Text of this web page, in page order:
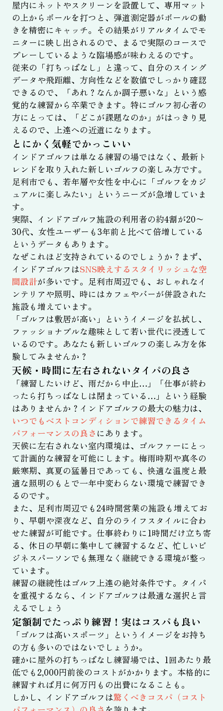
屋内にネットやスクリーンを設置して、専用マット
の上からボールを打つと、弾道測定器がボールの動
きを精密にキャッチ。その結果がリアルタイムでモ
ニターに映し出されるので、まるで実際のコースで
プレーしているような臨場感が味わえるのです。
従来の「打ちっぱなし」と違って、自分のスイング
データや飛距離、方向性などを数値でしっかり確認
できるので、「あれ？なんか調子悪いな」という感
覚的な練習から卒業できます。特にゴルフ初心者の
方にとっては、「どこが課題なのか」がはっきり見
えるので、上達への近道になります。
とにかく気軽でかっこいい
インドアゴルフは単なる練習の場ではなく、最新ト
レンドを取り入れた新しいゴルフの楽しみ方です。
足利市でも、若年層や女性を中心に「ゴルフをカジ
ュアルに楽しみたい」というニーズが急増していま
す。
実際、インドアゴルフ施設の利用者の約4割が20〜
30代、女性ユーザーも3年前と比べて倍増している
というデータもあります。
なぜこれほど支持されているのでしょうか？まず、
インドアゴルフはSNS映えするスタイリッシュな空
間設計が多いです。足利市周辺でも、おしゃれなイ
ンテリアや照明、時にはカフェやバーが併設された
施設も増えています。
「ゴルフは敷居が高い」というイメージを払拭し、
ファッショナブルな趣味として若い世代に浸透して
いるのです。あなたも新しいゴルフの楽しみ方を体
験してみませんか？
天候・時間に左右されないタイパの良さ
「練習したいけど、雨だから中止…」「仕事が終わ
ったら打ちっぱなしは閉まっている…」という経験
はありませんか？インドアゴルフの最大の魅力は、
いつでもベストコンディションで練習できるタイム
パフォーマンスの良さ にあります。
天候に左右されない室内環境は、ゴルファーにとっ
て計画的な練習を可能にします。梅雨時期や真冬の
厳寒期、真夏の猛暑日であっても、快適な温度と最
適な照明のもとで一年中変わらない環境で練習でき
るのです。
また、足利市周辺でも24時間営業の施設も増えてお
り、早朝や深夜など、自分のライフスタイルに合わ
せた練習が可能です。仕事終わりに1時間だけ立ち寄
る、休日の早朝に集中して練習するなど、忙しいビ
ジネスパーソンでも無理なく継続できる環境が整っ
ています。
練習の継続性はゴルフ上達の絶対条件です。タイパ
を重視するなら、インドアゴルフは最適な選択と言
えるでしょう
定額制でたっぷり練習！実はコスパも良い
「ゴルフは高いスポーツ」というイメージをお持ち
の方も多いのではないでしょうか。
確かに屋外の打ちっぱなし練習場では、1回あたり最
低でも2,000円前後のコストがかかります。本格的に
練習すれば月に何万円もの出費になることも。
しかし、インドアゴルフは驚くべきコスパ（コスト